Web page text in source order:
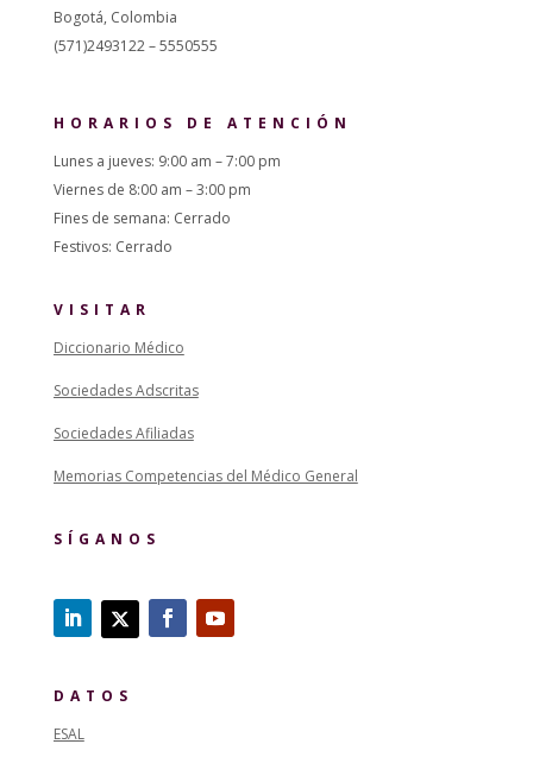
Bogotá, Colombia
(571)2493122 – 5550555
HORARIOS DE ATENCIÓN
Lunes a jueves: 9:00 am – 7:00 pm
Viernes de 8:00 am – 3:00 pm
Fines de semana: Cerrado
Festivos: Cerrado
VISITAR
Diccionario Médico
Sociedades Adscritas
Sociedades Afiliadas
Memorias Competencias del Médico General
SÍGANOS
DATOS
ESAL